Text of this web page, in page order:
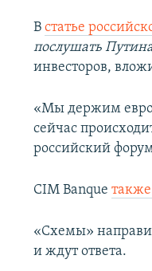
Встатье
послушать
инвесторов,
«Мы держим
сейчас
российский
CIM Banque
«Схемы»
и ждут ответа.